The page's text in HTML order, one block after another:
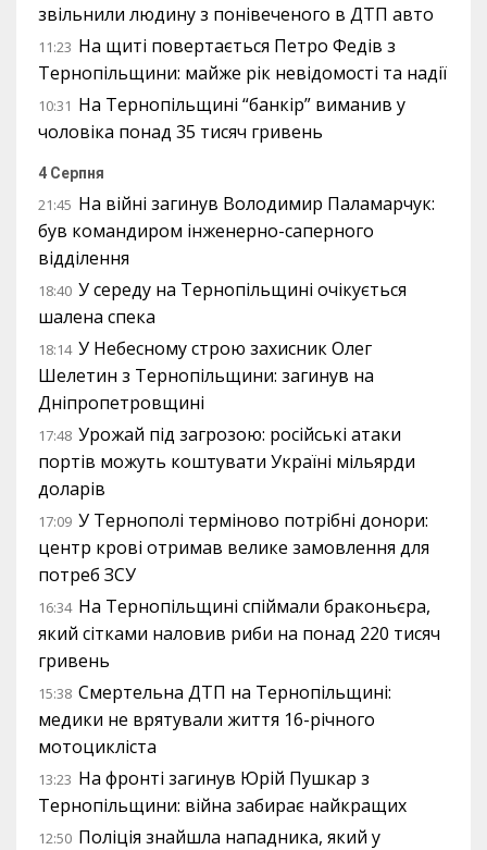
звільнили людину з понівеченого в ДТП авто
11:23 На щиті повертається Петро Федів з
Тернопільщини: майже рік невідомості та надії
10:31 На Тернопільщині “банкір” виманив у
чоловіка понад 35 тисяч гривень
4 Серпня
21:45 На війні загинув Володимир Паламарчук:
був командиром інженерно-саперного
відділення
18:40 У середу на Тернопільщині очікується
шалена спека
18:14 У Небесному строю захисник Олег
Шелетин з Тернопільщини: загинув на
Дніпропетровщині
17:48 Урожай під загрозою: російські атаки
портів можуть коштувати Україні мільярди
доларів
17:09 У Тернополі терміново потрібні донори:
центр крові отримав велике замовлення для
потреб ЗСУ
16:34 На Тернопільщині спіймали браконьєра,
який сітками наловив риби на понад 220 тисяч
гривень
15:38 Смертельна ДТП на Тернопільщині:
медики не врятували життя 16-річного
мотоцикліста
13:23 На фронті загинув Юрій Пушкар з
Тернопільщини: війна забирає найкращих
12:50 Поліція знайшла нападника, який у